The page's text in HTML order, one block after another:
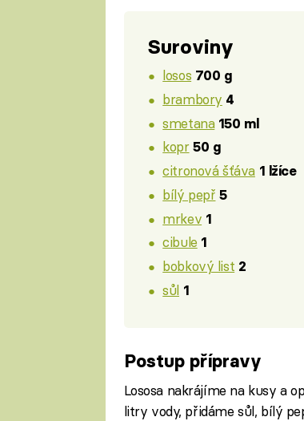
Suroviny
losos 700 g
brambory 4
smetana 150 ml
kopr 50 g
citronová šťáva 1 lžíce
bílý pepř 5
mrkev 1
cibule 1
bobkový list 2
sůl 1
Postup přípravy
Lososa nakrájíme na kusy a
litry vody, přidáme sůl, bílý